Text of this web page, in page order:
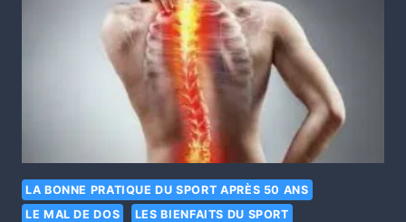
LA BONNE PRATIQUE DU SPORT APRÈS 50 ANS
LE MAL DE DOS
LES BIENFAITS DU SPORT